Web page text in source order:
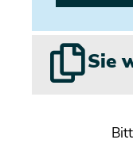
Sie